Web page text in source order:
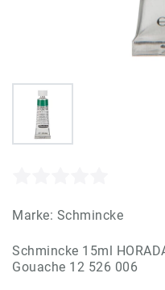
Marke: Schmincke
Schmincke 15ml
Gouache 12 526 006